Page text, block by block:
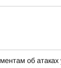
об